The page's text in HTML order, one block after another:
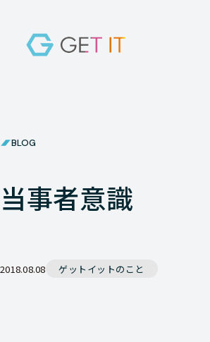
BLOG
当事者意識
2018.08.08 ゲットイットのこと